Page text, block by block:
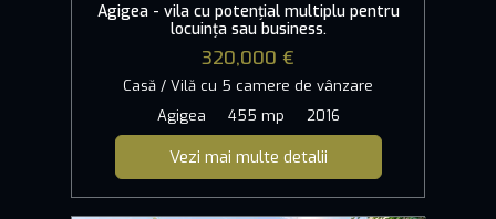
Agigea - vila cu potențial multiplu pentru
locuința sau business.
320,000 €
Casă / Vilă cu 5 camere de vânzare
Agigea
455 mp 2016
Vezi mai multe detalii